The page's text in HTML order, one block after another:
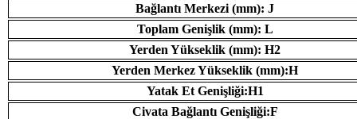
Bağlantı Merkezi (mm): J
Toplam Genişlik (mm): L
Yerden Yükseklik (mm): H2
Yerden Merkez Yükseklik (mm):H
Yatak Et Genişliği:H1
Civata Bağlantı Genişliği:F